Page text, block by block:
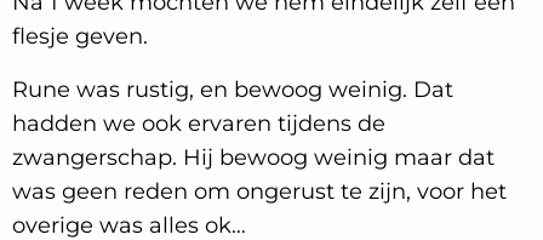
flesje geven.
Rune was rustig, en bewoog weinig. Dat
hadden we ook ervaren tijdens de
zwangerschap. Hij bewoog weinig maar dat
was geen reden om ongerust te zijn, voor het
overige was alles ok…